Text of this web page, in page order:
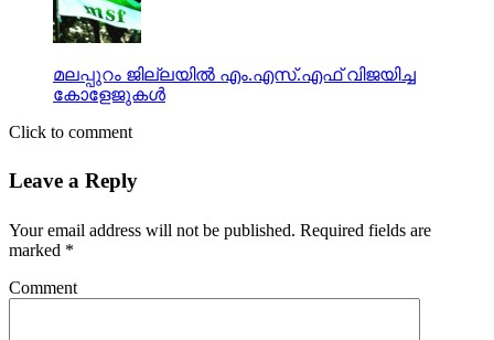
മലപ്പുറം ജില്ലയില്‍ എം.എസ്.എഫ് വിജയിച്ച
കോളേജുകള്‍
Click to comment
Leave a Reply
Your email address will not be published. Required fields are
marked *
Comment